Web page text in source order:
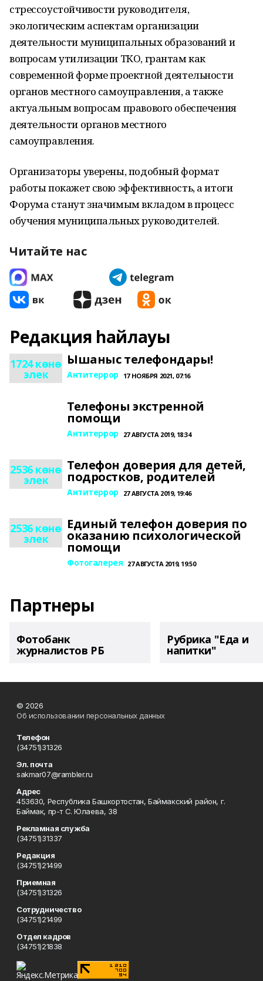
стрессоустойчивости руководителя,
экологическим аспектам организации
деятельности муниципальных образований и
вопросам утилизации ТКО, грантам как
современной форме проектной деятельности
органов местного самоуправления, а также
актуальным вопросам правового обеспечения
деятельности органов местного
самоуправления.
Организаторы уверены, подобный формат
работы покажет свою эффективность, а итоги
Форума станут значимым вкладом в процесс
обучения муниципальных руководителей.
Читайте нас
Редакция һайлауы
1724 көнө
элек
Ышаныс телефондары!
Антитеррор 17 НОЯБРЯ 2021, 07:16
Телефоны экстренной
помощи
Антитеррор 27 АВГУСТА 2019, 18:34
2536 көнө
элек
Телефон доверия для детей,
подростков, родителей
Антитеррор 27 АВГУСТА 2019, 19:46
2536 көнө
элек
Единый телефон доверия по
оказанию психологической
помощи
Фотогалерея 27 АВГУСТА 2019, 19:50
Партнеры
Фотобанк
журналистов РБ
Рубрика "Еда и
напитки"
© 2026
Об использовании персональных данных
Телефон
(34751)31326
Эл. почта
sakmar07@rambler.ru
Адрес
453630, Республика Башкортостан, Баймакский район, г.
Баймак, пр-т С. Юлаева, 38
Рекламная служба
(34751)31337
Редакция
(34751)21499
Приемная
(34751)31326
Сотрудничество
(34751)21499
Отдел кадров
(34751)21838